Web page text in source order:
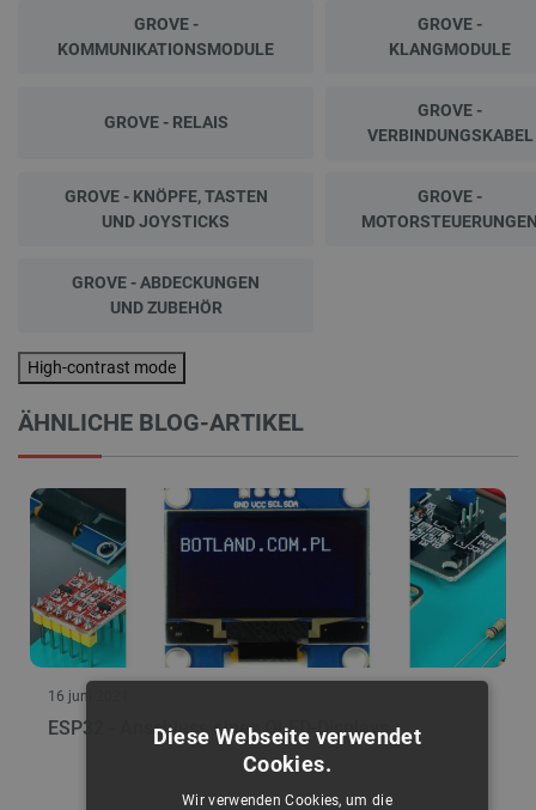
GROVE -
KOMMUNIKATIONSMODULE
GROVE -
KLANGMODULE
GROVE - RELAIS
GROVE -
VERBINDUNGSKABEL
GROVE - KNÖPFE, TASTEN
UND JOYSTICKS
GROVE -
GROVE - ABDECKUNGEN
UND ZUBEHÖR
High-contrast mode
ÄHNLICHE BLOG-ARTIKEL
16 juni 2021
ESP32 - Anschluss eines OLED-Displays
Diese Webseite verwendet
Cookies.
Wir verwenden Cookies, um die